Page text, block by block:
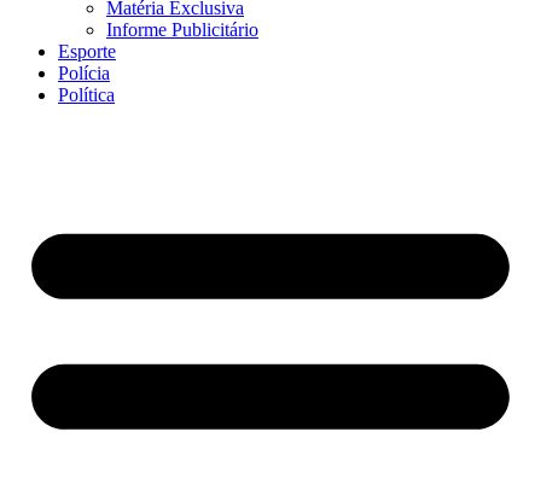
Matéria Exclusiva
Informe Publicitário
Esporte
Polícia
Política